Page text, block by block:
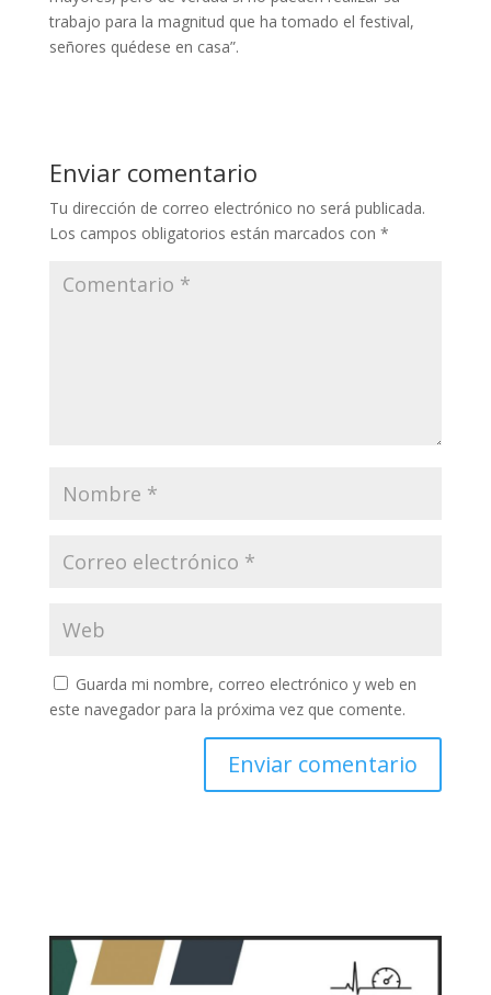
trabajo para la magnitud que ha tomado el festival,
señores quédese en casa”.
Enviar comentario
Tu dirección de correo electrónico no será publicada.
Los campos obligatorios están marcados con *
Guarda mi nombre, correo electrónico y web en
este navegador para la próxima vez que comente.